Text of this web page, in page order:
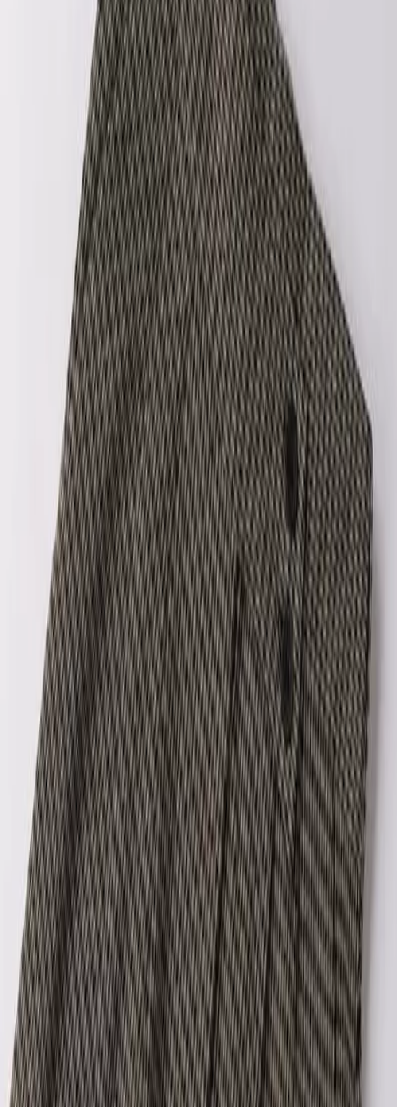
Αυτό το χρώμα δεν είναι διαθέσιμο
Οδηγός μεγεθών iDO
Γίνε μέλος στο SHOPFLIX max για δωρεάν μεταφορικά για 1
Ισχύουν όροι & προϋποθέσεις.
ΚΩΔΙΚΟΣ SKU:SF-200731330
Χρώμα: Μαύρο
Κατασκευαστής:iDO
Τύπος
Παντελόνια
Δες όλα τα χαρακτηριστικά
Περιγραφή
Με λίγα λόγια...
Εξαιρετική επιλογή για κάθε περίσταση, το συγκεκριμένο παιδικό
παντελόνι σε μαύρη απόχρωση προσφέρει άνεση και στυλ στις
καθημερινές εμφανίσεις. Ο διαχρονικός του σχεδιασμός
συνδυάζεται εύκολα με διάφορα ρούχα, επιτρέποντας ευελιξία
τόσο στο σχολείο όσο και στις βόλτες. Ιδανικό για παιδιά που
αναζητούν ένα πρακτικό και κομψό κομμάτι στη γκαρνταρόμπα
τους.
Περιγραφή